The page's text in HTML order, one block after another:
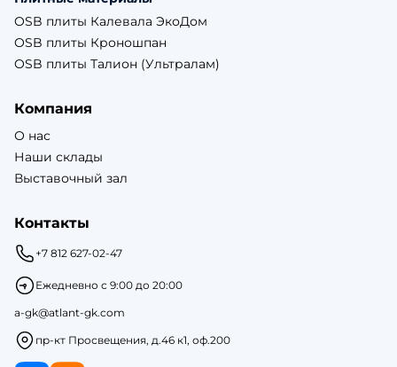
OSB плиты Калевала ЭкоДом
OSB плиты Кроношпан
OSB плиты Талион (Ультралам)
Компания
О нас
Наши склады
Выставочный зал
Контакты
+7 812 627-02-47
Ежедневно с 9:00 до 20:00
a-gk@atlant-gk.com
пр-кт Просвещения, д.46 к1, оф.200